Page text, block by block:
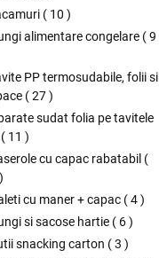
( 10 )
alimentare congelare (9
PP termosudabile, folii si
(27)
sudat folia pe tavitele
( 11 )
cu capac rabatabil (
)
cu maner + capac (4)
si sacose hartie ( 6)
snacking carton (3 )